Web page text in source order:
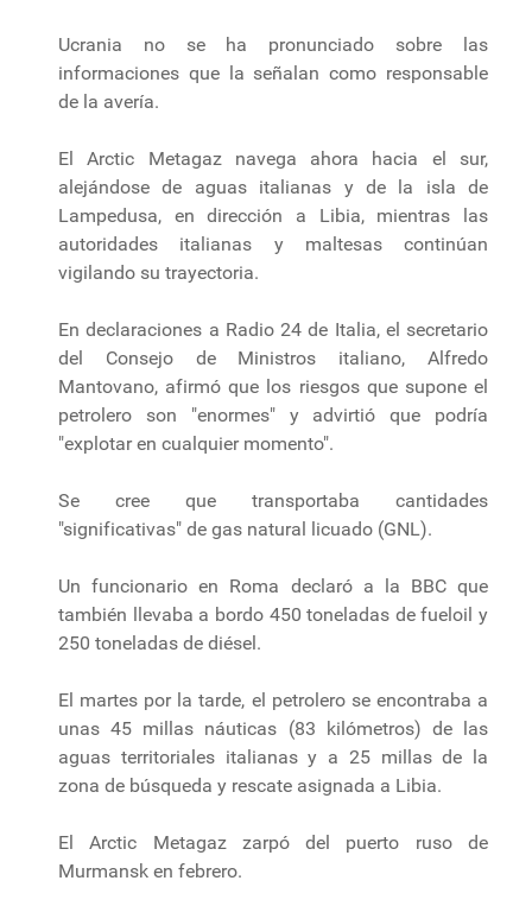
Ucrania no se ha pronunciado sobre las
informaciones que la señalan como responsable
de la avería.
El Arctic Metagaz navega ahora hacia el sur,
alejándose de aguas italianas y de la isla de
Lampedusa, en dirección a Libia, mientras las
autoridades italianas y maltesas continúan
vigilando su trayectoria.
En declaraciones a Radio 24 de Italia, el secretario
del Consejo de Ministros italiano, Alfredo
Mantovano, afirmó que los riesgos que supone el
petrolero son "enormes" y advirtió que podría
"explotar en cualquier momento".
Se cree que transportaba cantidades
"significativas" de gas natural licuado (GNL).
Un funcionario en Roma declaró a la BBC que
también llevaba a bordo 450 toneladas de fueloil y
250 toneladas de diésel.
El martes por la tarde, el petrolero se encontraba a
unas 45 millas náuticas (83 kilómetros) de las
aguas territoriales italianas y a 25 millas de la
zona de búsqueda y rescate asignada a Libia.
El Arctic Metagaz zarpó del puerto ruso de
Murmansk en febrero.